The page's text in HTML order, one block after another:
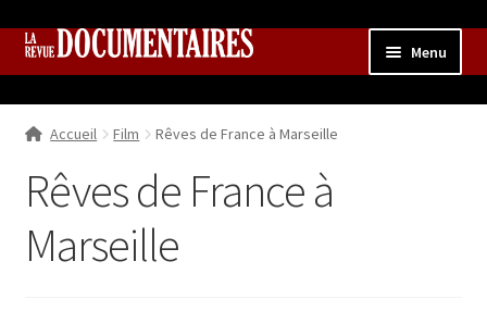
Aller
navigation
Aller
Menu
Qui sommes nous ?
Collection
Contributions
Accueil Film Rêves de France à Marseille
Rêves de France à
Marseille